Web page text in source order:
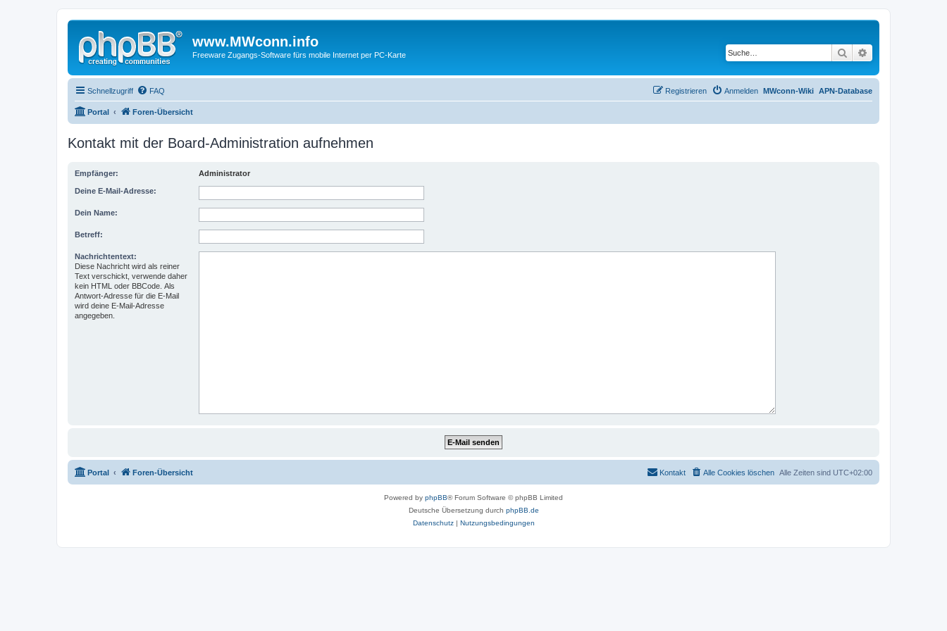
www.MWconn.info
Freeware Zugangs-Software fürs mobile Internet per PC-Karte Suche
Schnellzugriff FAQ APN-Database
MWconn-Wiki
Anmelden
Registrieren
Portal Foren-Übersicht
Kontakt mit der Board-Administration aufnehmen
Empfänger: Administrator
Deine E-Mail-Adresse:
Dein Name:
Betreff:
Nachrichtentext:
Diese Nachricht wird als reiner
Text verschickt, verwende daher
kein HTML oder BBCode. Als
Antwort-Adresse für die E-Mail
wird deine E-Mail-Adresse
angegeben.
Portal Foren-Übersicht Alle Zeiten sind UTC+02:00
Alle Cookies löschen
Kontakt
Powered by phpBB® Forum Software © phpBB Limited
Deutsche Übersetzung durch phpBB.de
Datenschutz| Nutzungsbedingungen